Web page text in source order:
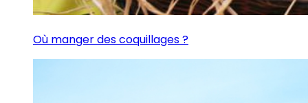
Où manger des coquillages ?